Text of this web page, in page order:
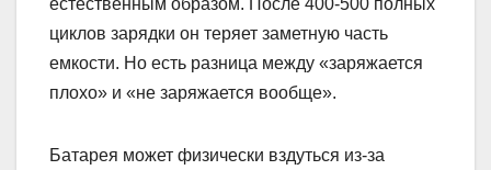
циклов зарядки он теряет заметную часть
емкости. Но есть разница между «заряжается
плохо» и «не заряжается вообще».
Батарея может физически вздуться из-за